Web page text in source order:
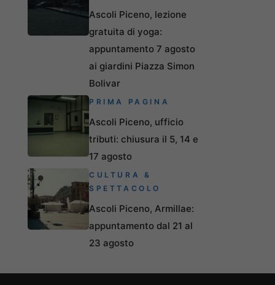
Ascoli Piceno, lezione
gratuita di yoga:
appuntamento 7 agosto
ai giardini Piazza Simon
Bolivar
PRIMA PAGINA
Ascoli Piceno, ufficio
tributi: chiusura il 5, 14 e
17 agosto
CULTURA &
SPETTACOLO
Ascoli Piceno, Armillae:
appuntamento dal 21 al
23 agosto